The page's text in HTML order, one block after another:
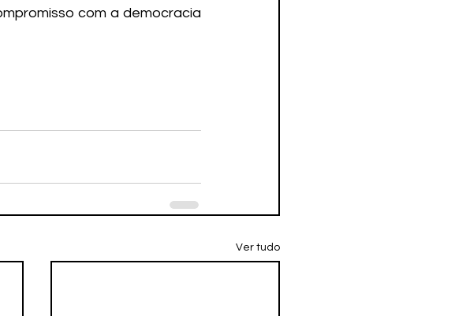
com a democracia
Ver tudo